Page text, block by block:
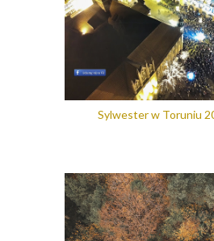
Sylwester w Toruniu